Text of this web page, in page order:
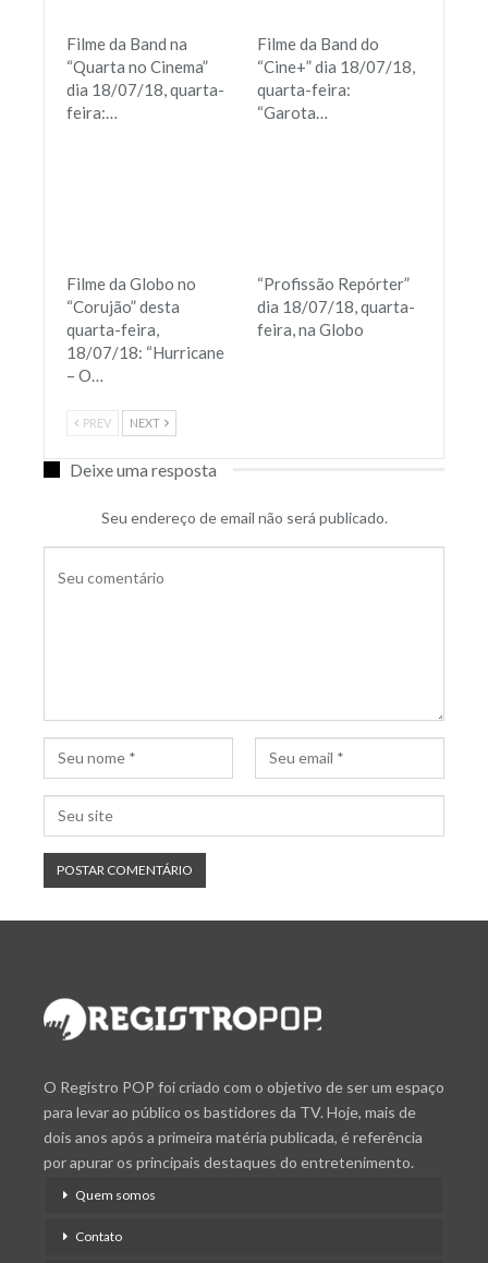
Filme da Band na
“Quarta no Cinema”
dia 18/07/18, quarta-
feira:…
Filme da Band do
“Cine+” dia 18/07/18,
quarta-feira:
“Garota…
Filme da Globo no
“Corujão” desta
quarta-feira,
18/07/18: “Hurricane
– O…
“Profissão Repórter”
dia 18/07/18, quarta-
feira, na Globo
PREV NEXT
Deixe uma resposta
Seu endereço de email não será publicado.
O Registro POP foi criado com o objetivo de ser um espaço
para levar ao público os bastidores da TV. Hoje, mais de
dois anos após a primeira matéria publicada, é referência
por apurar os principais destaques do entretenimento.
Quem somos
Contato